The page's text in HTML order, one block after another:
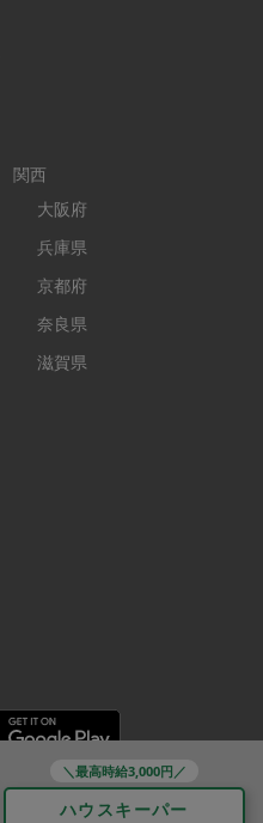
＼最高時給3,000円／
ハウスキーパー
関西
大阪府
兵庫県
京都府
奈良県
滋賀県